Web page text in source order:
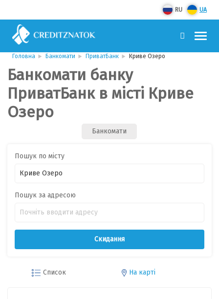
RU UA
Головна Банкомати ПриватБанк Криве Озеро
Банкомати банку
ПриватБанк в місті Криве
Озеро
Банкомати
Пошук по місту
Пошук за адресою
Скидання
Список На карті